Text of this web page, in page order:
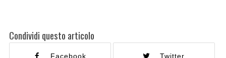
Condividi questo articolo
Facebook Twitter